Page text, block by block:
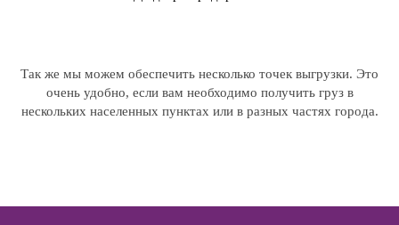
Так же мы можем обеспечить несколько точек выгрузки. Это
очень удобно, если вам необходимо получить груз в
нескольких населенных пунктах или в разных частях города.